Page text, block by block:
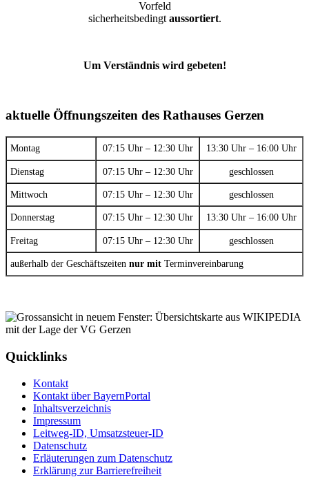
Vorfeld
sicherheitsbedingt aussortiert.
Um Verständnis wird gebeten!
aktuelle Öffnungszeiten des Rathauses Gerzen
Montag 07:15 Uhr – 12:30 Uhr 13:30 Uhr – 16:00 Uhr
Dienstag 07:15 Uhr – 12:30 Uhr geschlossen
Mittwoch 07:15 Uhr – 12:30 Uhr geschlossen
Donnerstag 07:15 Uhr – 12:30 Uhr 13:30 Uhr – 16:00 Uhr
Freitag 07:15 Uhr – 12:30 Uhr geschlossen
außerhalb der Geschäftszeiten nur mit Terminvereinbarung
Quicklinks
Kontakt
Kontakt über BayernPortal
Inhaltsverzeichnis
Impressum
Leitweg-ID, Umsatzsteuer-ID
Datenschutz
Erläuterungen zum Datenschutz
Erklärung zur Barrierefreiheit